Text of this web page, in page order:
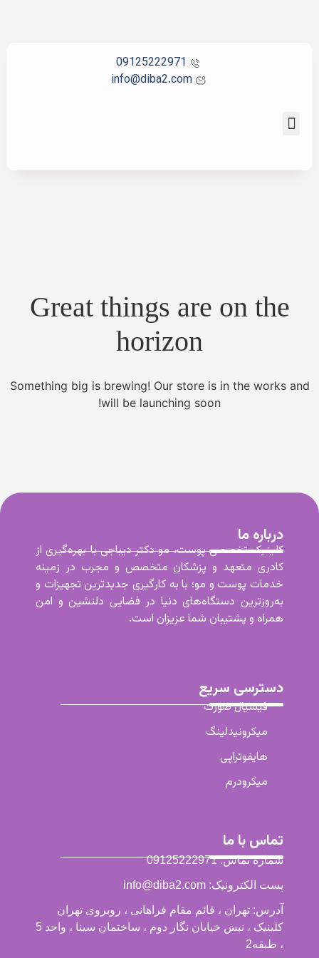
09125222971
info@diba2.com
Great things are on the
horizon
Something big is brewing! Our store is in the works and
will be launching soon!
درباره ما
کلینیک تخصصی پوست، مو دکتر دیباجی با بهره‌گیری از
کادری متعهد و پزشکان متخصص و مجرب در زمینه
خدمات پوست و مو؛ با به کارگیری جدیدترین تجهیزات و
به‌روزترین دستگاه‌های دنیا در فضایی دلنشین و امن
همراه و پشتیبان شما عزیزان است.
دسترسی سریع
فیشیال صورت
میکرونیدلینگ
هایفوتراپی
میکرودرم
تماس با ما
شماره تماس: 09125222971
پست الکترونیک: info@diba2.com
آدرس: تهران ، قائم مقام فراهانی ، روبروی تهران
کلینیک ، نبش خیابان نگار دوم ، ساختمان سینا ، واحد 5
، طبقه2